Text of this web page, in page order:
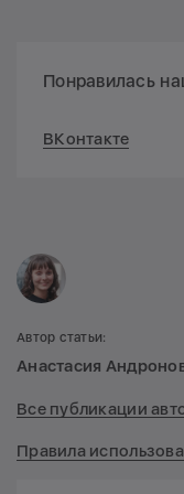
Понравилась
ВКонтакте
Автор статьи:
Анастасия
Все публикации
Правила